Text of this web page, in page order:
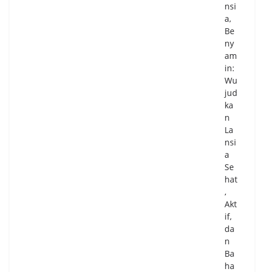
nsi
a,
Be
ny
am
in:
Wu
jud
ka
n
La
nsi
a
Se
hat
,
Akt
if,
da
n
Ba
ha